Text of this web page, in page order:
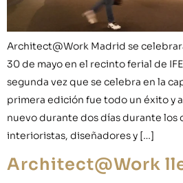
Architect@Work Madrid se
30 de mayo en el recinto ferial de
segunda vez que se celebra en la
primera edición fue todo un éxito y
nuevo durante dos días durante los
interioristas, diseñadores y […]
Architect@Work